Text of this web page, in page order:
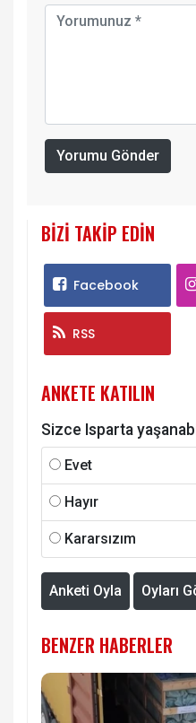
Yorumu Gönder
BIZI TAKIP EDIN
Facebook
RSS
ANKETE KATILIN
Sizce Isparta
Evet
Hayır
Kararsızım
Anketi Oyla Oyları
BENZER HABERLER